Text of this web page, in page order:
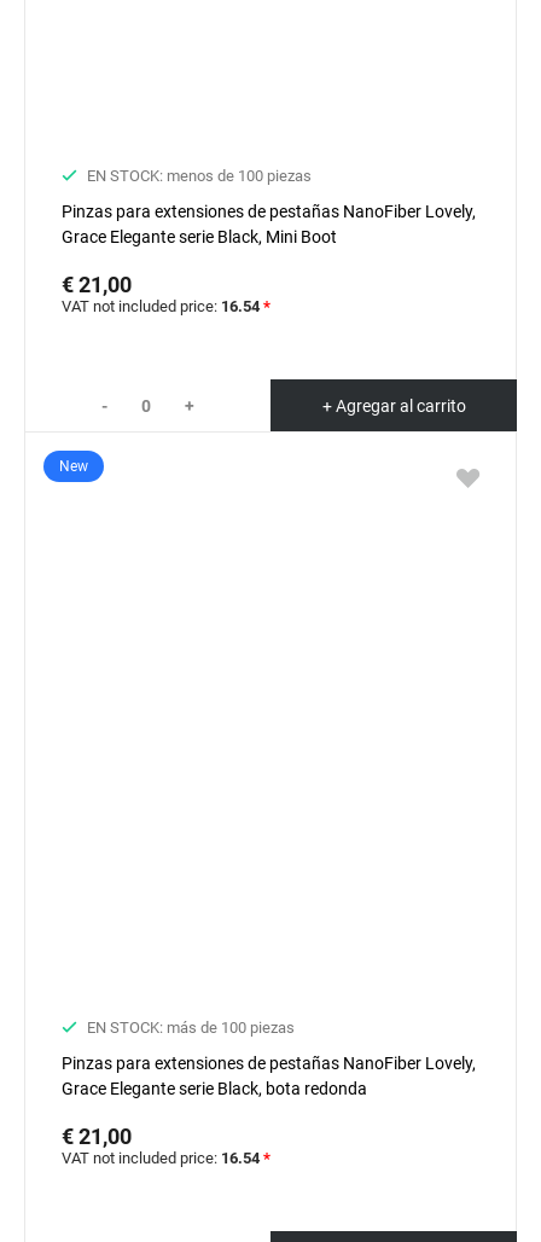
EN STOCK: menos de 100 piezas
Pinzas para extensiones de pestañas NanoFiber Lovely,
Grace Elegante serie Black, Mini Boot
€ 21,00
VAT not included price: 16.54 *
- + + Agregar al carrito
New
EN STOCK: más de 100 piezas
Pinzas para extensiones de pestañas NanoFiber Lovely,
Grace Elegante serie Black, bota redonda
€ 21,00
VAT not included price: 16.54 *